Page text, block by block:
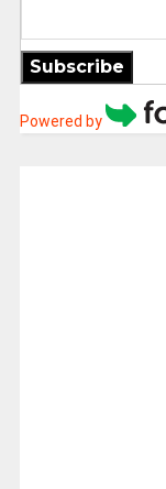
Subscribe
Powered by